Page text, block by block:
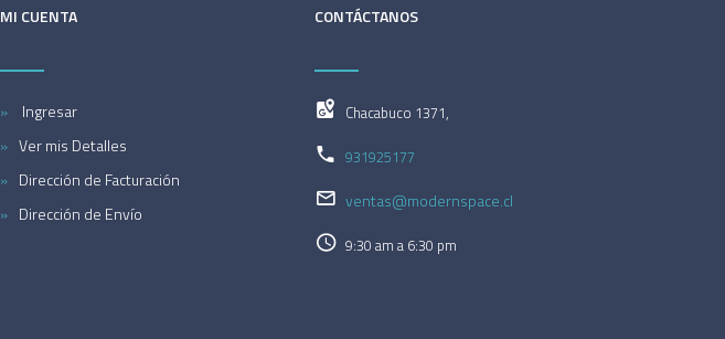
MI CUENTA
Ingresar
Ver mis Detalles
Dirección de Facturación
Dirección de Envío
CONTÁCTANOS
Chacabuco 1371,
931925177
ventas@modernspace.cl
9:30 am a 6:30 pm